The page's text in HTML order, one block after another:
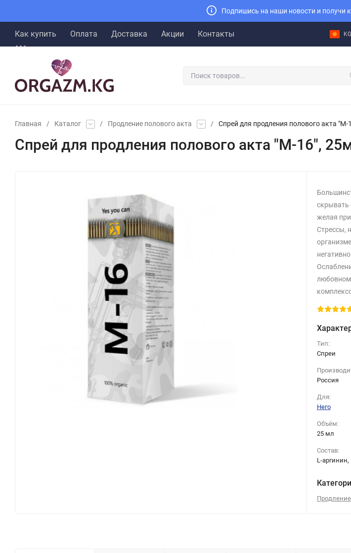
Подпишись на наши новости и получи
Как купить Оплата Доставка Акции Контакты KG
Главная / Каталог / Продление полового акта / Спрей для продления полового акта "М-
Спрей для продления полового акта "М-16",
скрывать
желая
Стрессы,
любовном
Тип:
Спреи
Россия
Для:
Него
Объём:
25 мл
Состав:
L-аргинин,
Продление